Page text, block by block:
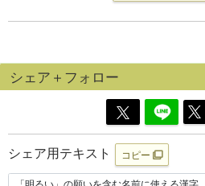
シェア＋フォロー
シェア用テキスト コピー